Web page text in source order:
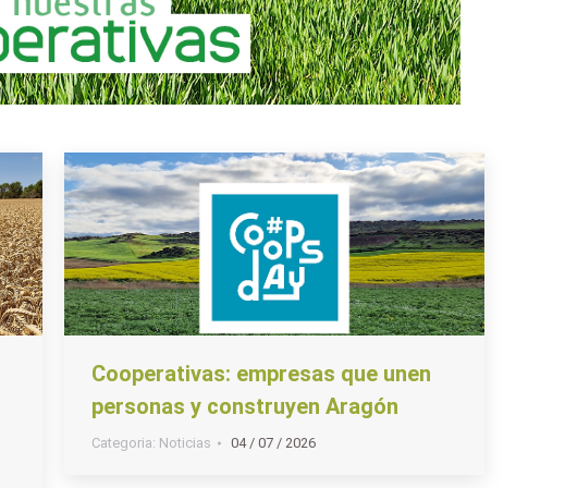
Cooperativas: empresas que unen
personas y construyen Aragón
Categoria: Noticias 04 / 07 / 2026